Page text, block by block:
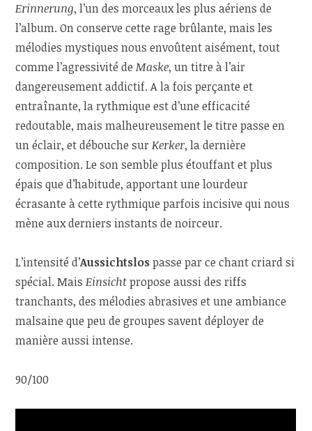
Erinnerung, l’un des morceaux les plus aériens de
l’album. On conserve cette rage brûlante, mais les
mélodies mystiques nous envoûtent aisément, tout
comme l’agressivité deMaske, un titre à l’air
dangereusement addictif. A la fois perçante et
entraînante, la rythmique est d’une efficacité
redoutable, mais malheureusement le titre passe en
un éclair, et débouche surKerker, la dernière
composition. Le son semble plus étouffant et plus
épais que d’habitude, apportant une lourdeur
écrasante à cette rythmique parfois incisive qui nous
mène aux derniers instants de noirceur.
L’intensité d’Aussichtslospasse par ce chant criard si
spécial. MaisEinsichtpropose aussi des riffs
tranchants, des mélodies abrasives et une ambiance
malsaine que peu de groupes savent déployer de
manière aussi intense.
90/100